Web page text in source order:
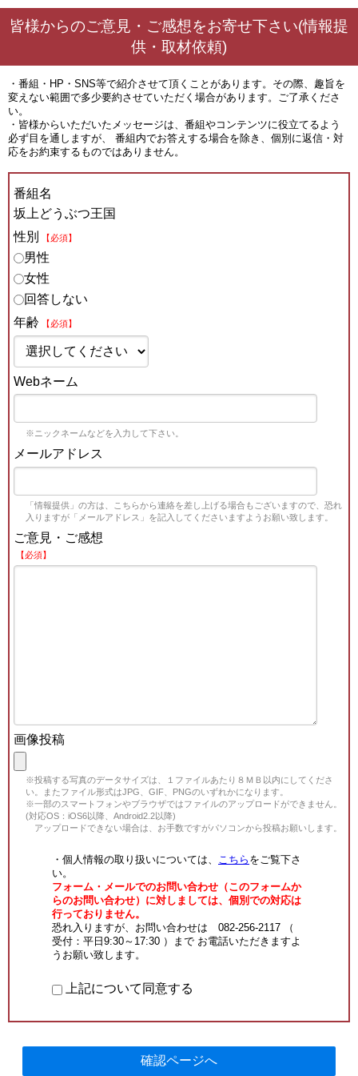
皆様からのご意見・ご感想をお寄せ下さい(情報提
供・取材依頼)
・番組・HP・SNS等で紹介させて頂くことがあります。その際、趣旨を
変えない範囲で多少要約させていただく場合があります。ご了承くださ
い。
・皆様からいただいたメッセージは、番組やコンテンツに役立てるよう
必ず目を通しますが、 番組内でお答えする場合を除き、個別に返信・対
応をお約束するものではありません。
番組名
坂上どうぶつ王国
性別
【必須】
男性
女性
回答しない
年齢
【必須】
Webネーム
※ニックネームなどを入力して下さい。
メールアドレス
「情報提供」の方は、こちらから連絡を差し上げる場合もございますので、恐れ
入りますが「メールアドレス」を記入してくださいますようお願い致します。
ご意見・ご感想
【必須】
画像投稿
※投稿する写真のデータサイズは、１ファイルあたり８ＭＢ以内にしてくださ
い。またファイル形式はJPG、GIF、PNGのいずれかになります。
※一部のスマートフォンやブラウザではファイルのアップロードができません。
(対応OS：iOS6以降、Android2.2以降)
アップロードできない場合は、お手数ですがパソコンから投稿お願いします。
・個人情報の取り扱いについては、 こちら をご覧下さ
い。
フォーム・メールでのお問い合わせ（このフォームか
らのお問い合わせ）に対しましては、個別での対応は
行っておりません。
恐れ入りますが、お問い合わせは 082-256-2117 （
受付：平日9:30～17:30 ）まで お電話いただきますよ
うお願い致します。
上記について同意する
確認ページへ